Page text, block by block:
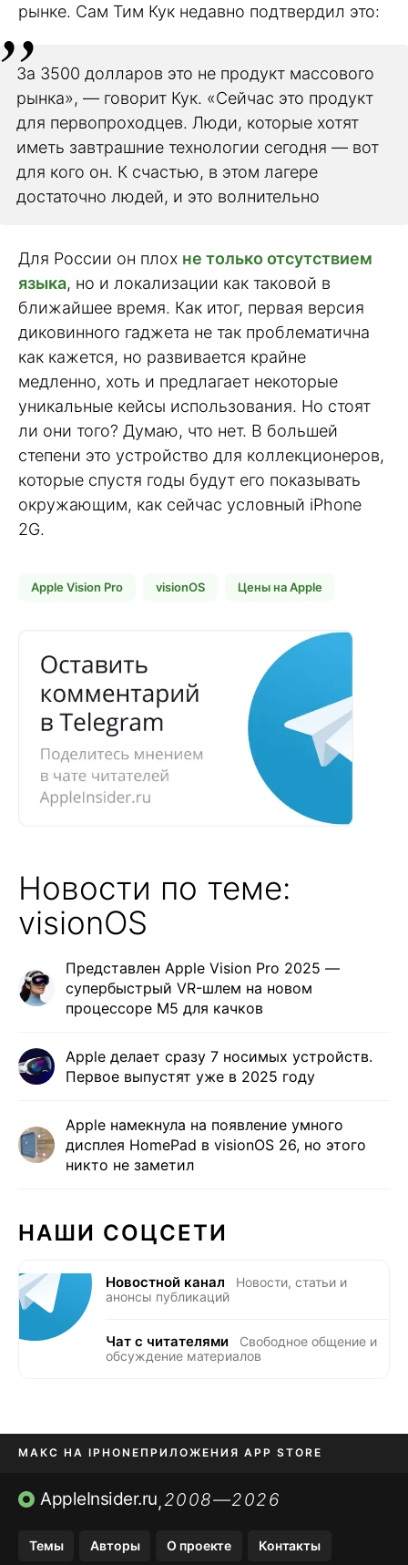
рынке. Сам Тим Кук недавно подтвердил это:
За 3500 долларов это не продукт массового
рынка», — говорит Кук. «Сейчас это продукт
для первопроходцев. Люди, которые хотят
иметь завтрашние технологии сегодня — вот
для кого он. К счастью, в этом лагере
достаточно людей, и это волнительно
Для России он плох не только отсутствием
языка, но и локализации как таковой в
ближайшее время. Как итог, первая версия
диковинного гаджета не так проблематична
как кажется, но развивается крайне
медленно, хоть и предлагает некоторые
уникальные кейсы использования. Но стоят
ли они того? Думаю, что нет. В большей
степени это устройство для коллекционеров,
которые спустя годы будут его показывать
окружающим, как сейчас условный iPhone
2G.
Apple Vision Pro visionOS Цены на Apple
Новости по теме:
visionOS
Представлен Apple Vision Pro 2025 —
супербыстрый VR-шлем на новом
процессоре M5 для качков
Apple делает сразу 7 носимых устройств.
Первое выпустят уже в 2025 году
Apple намекнула на появление умного
дисплея HomePad в visionOS 26, но этого
никто не заметил
НАШИ СОЦСЕТИ
Новостной канал
Новости, статьи и
анонсы публикаций
Чат с читателями
Свободное общение и
обсуждение материалов
МАКС НА IPHONE ПРИЛОЖЕНИЯ APP STORE
TIKTOK НА IPHONEПРИЛОЖЕНИЯ БЕЗ APP STORE
AppleInsider.ru,2008—2026
Темы Авторы О проекте Контакты